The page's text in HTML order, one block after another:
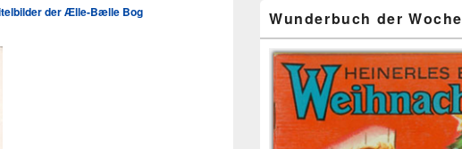
der Ælle-Bælle Bog Wunderbuch der Woche